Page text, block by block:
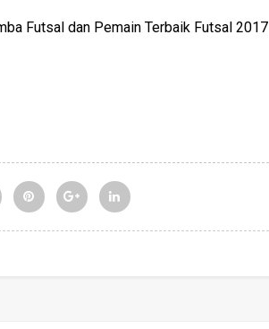
Futsal dan Pemain Terbaik Futsal 2017